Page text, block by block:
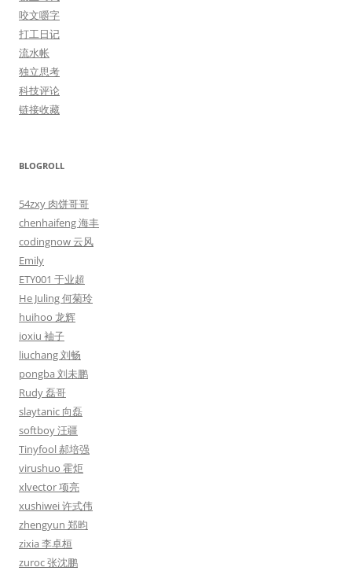
咬文嚼字
打工日记
流水帐
独立思考
科技评论
链接收藏
BLOGROLL
54zxy 肉饼哥哥
chenhaifeng 海丰
codingnow 云风
Emily
ETY001 于业超
He Juling 何菊玲
huihoo 龙辉
ioxiu 袖子
liuchang 刘畅
pongba 刘未鹏
Rudy 磊哥
slaytanic 向磊
softboy 汪疆
Tinyfool 郝培强
virushuo 霍炬
xlvector 项亮
xushiwei 许式伟
zhengyun 郑昀
zixia 李卓桓
zuroc 张沈鹏